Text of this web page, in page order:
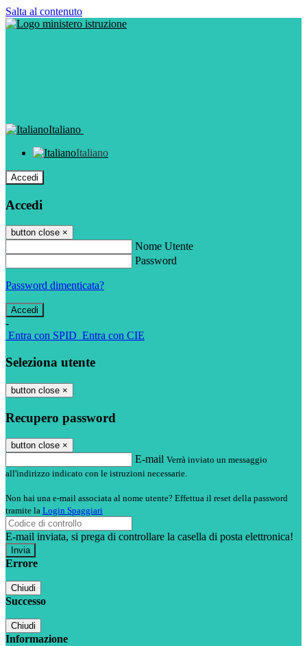
Salta al contenuto
Italiano
Italiano
Accedi
Accedi
button close ×
Nome Utente
Password
Password dimenticata?
-
Entra con SPID Entra con CIE
Seleziona utente
button close ×
Recupero password
button close ×
E-mail Verrà inviato un messaggio
all'indirizzo indicato con le istruzioni necessarie.
Non hai una e-mail associata al nome utente? Effettua il reset della password
tramite la Login Spaggiari
E-mail inviata, si prega di controllare la casella di posta elettronica!
Errore
Chiudi
Successo
Chiudi
Informazione